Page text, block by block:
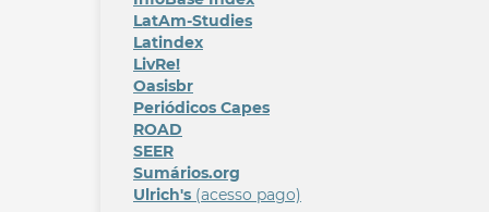
LatAm-Studies
Latindex
LivRe!
Oasisbr
Periódicos Capes
ROAD
SEER
Sumários.org
Ulrich's (acesso pago)